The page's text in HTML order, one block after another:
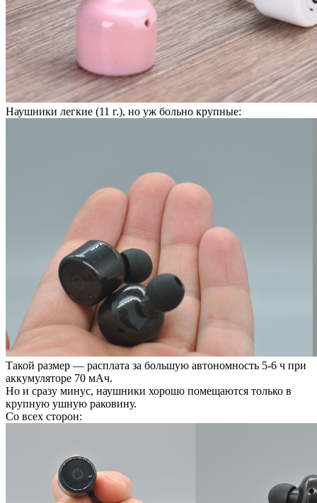
Наушники легкие (11 г.), но уж больно крупные:
Такой размер — расплата за большую автономность 5-6 ч при
аккумуляторе 70 мАч.
Но и сразу минус, наушники хорошо помещаются только в
крупную ушную раковину.
Со всех сторон: